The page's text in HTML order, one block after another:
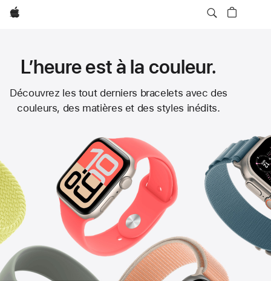
Apple
Bracelets
L’heure est à la couleur.
Découvrez les tout derniers bracelets avec des
couleurs, des matières et des styles inédits.